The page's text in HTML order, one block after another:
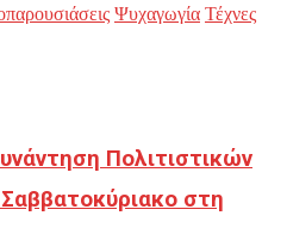
Ψυχαγωγία Τέχνες
Πολιτιστικών
στη